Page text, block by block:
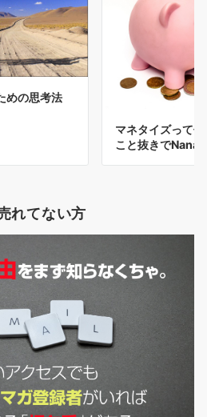
めの思考法
マネタイズって
こと抜きでNana
れてない方